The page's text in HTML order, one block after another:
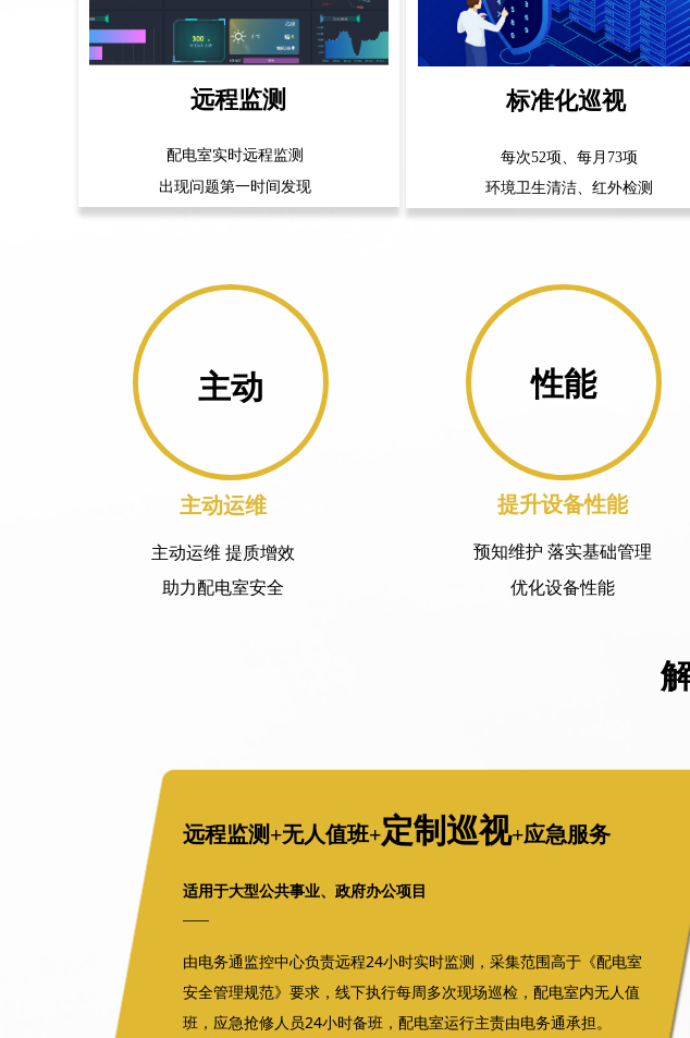
远程监测+无人值班+定制巡视+应急服务
适用于大型公共事业、政府办公项目
——
由电务通监控中心负责远程24小时实时监测，采集范围高于《配电室
安全管理规范》要求，线下执行每周多次现场巡检，配电室内无人值
班，应急抢修人员24小时备班，配电室运行主责由电务通承担。
远程监测
配电室实时远程监测
出现问题第一时间发现
标准化巡视
每次52项、每月73项
环境卫生清洁、红外检测
主动 性能
主动运维
主动运维 提质增效
助力配电室安全
提升设备性能
预知维护 落实基础管理
优化设备性能